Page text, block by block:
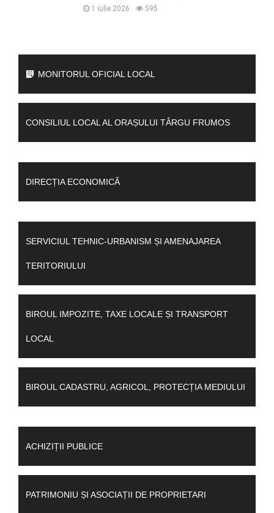
1 iulie 2026 595
MONITORUL OFICIAL LOCAL
CONSILIUL LOCAL AL ORAȘULUI TÂRGU FRUMOS
DIRECȚIA ECONOMICĂ
SERVICIUL TEHNIC-URBANISM ȘI AMENAJAREA
TERITORIULUI
BIROUL IMPOZITE, TAXE LOCALE ȘI TRANSPORT
LOCAL
BIROUL CADASTRU, AGRICOL, PROTECȚIA MEDIULUI
ACHIZIȚII PUBLICE
PATRIMONIU ȘI ASOCIAȚII DE PROPRIETARI